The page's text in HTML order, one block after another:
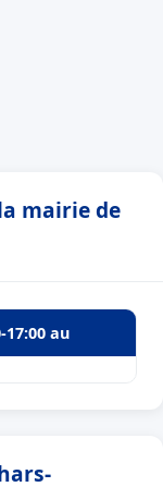
mairie de
17:00 au